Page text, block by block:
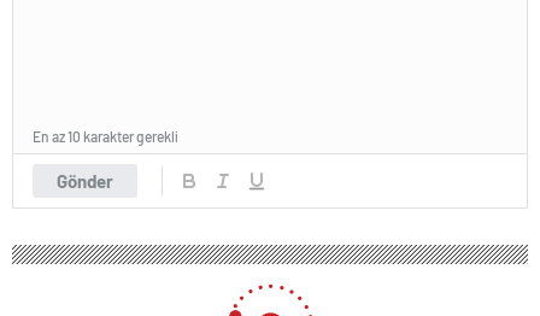
Gönder
En az 10 karakter gerekli